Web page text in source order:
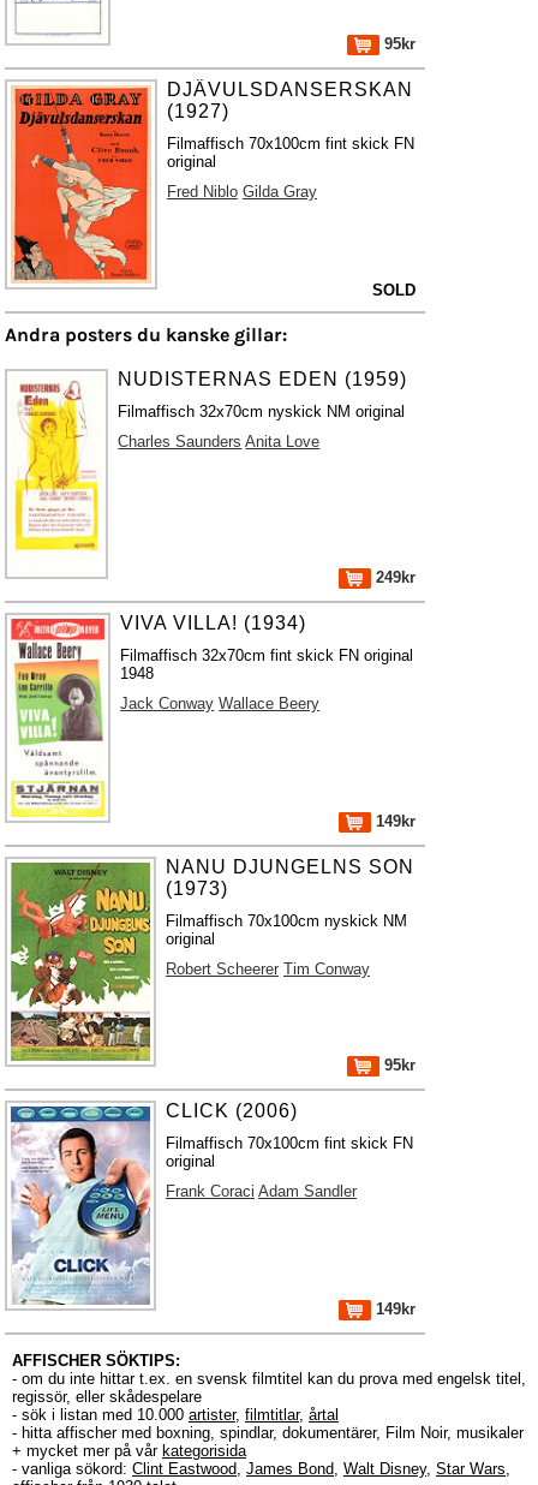
95kr
DJÄVULSDANSERSKAN
(1927)
Filmaffisch 70x100cm fint skick FN
original
Fred Niblo Gilda Gray
SOLD
Andra posters du kanske gillar:
NUDISTERNAS EDEN (1959)
Filmaffisch 32x70cm nyskick NM original
Charles Saunders Anita Love
249kr
VIVA VILLA! (1934)
Filmaffisch 32x70cm fint skick FN original
1948
Jack Conway Wallace Beery
149kr
NANU DJUNGELNS SON
(1973)
Filmaffisch 70x100cm nyskick NM
original
Robert Scheerer Tim Conway
95kr
CLICK (2006)
Filmaffisch 70x100cm fint skick FN
original
Frank Coraci Adam Sandler
149kr
AFFISCHER SÖKTIPS:
- om du inte hittar t.ex. en svensk filmtitel kan du prova med engelsk titel,
regissör, eller skådespelare
- sök i listan med 10.000 artister, filmtitlar, årtal
- hitta affischer med boxning, spindlar, dokumentärer, Film Noir, musikaler
+ mycket mer på vår kategorisida
- vanliga sökord: Clint Eastwood, James Bond, Walt Disney, Star Wars,